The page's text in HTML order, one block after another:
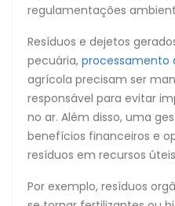
regulamentações
Resíduos e dejetos
pecuária, processamento
agrícola precisam ser
responsável para evitar
no ar. Além disso, uma
benefícios financeiros e
resíduos em recursos
Por exemplo, resíduos